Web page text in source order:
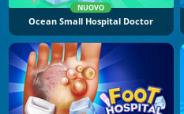
NUOVO
Ocean Small Hospital Doctor